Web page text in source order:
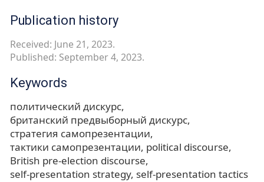
Publication history
Received: June 21, 2023.
Published: September 4, 2023.
Keywords
политический дискурс
британский предвыборный дискурс
стратегия самопрезентации
тактики самопрезентации political discourse
British pre-election discourse
self-presentation strategy self-presentation tactics